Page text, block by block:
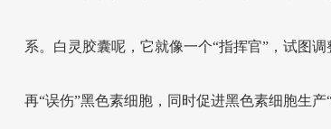
系。白灵胶囊呢，它就像一个“指挥官”，试图
再“误伤”黑色素细胞，同时促进黑色素细胞生产